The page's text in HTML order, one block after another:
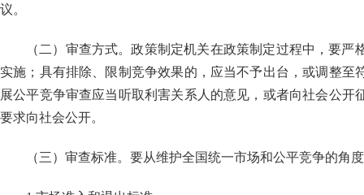
议。
（二）审查方式。政策制定机关在政策制定过程中，要
实施；具有排除、限制竞争效果的，应当不予出台，或调整
展公平竞争审查应当听取利害关系人的意见，或者向社会公
要求向社会公开。
（三）审查标准。要从维护全国统一市场和公平竞争的角